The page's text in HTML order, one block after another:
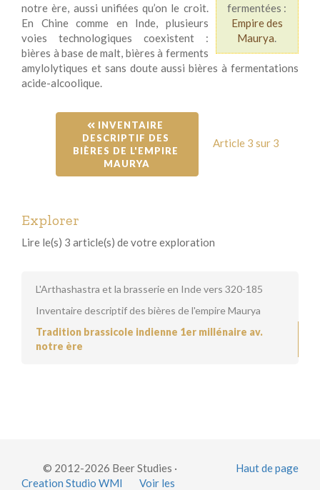
fermentées :
Empire des
Maurya.
notre ère, aussi unifiées qu’on le croit.
En Chine comme en Inde, plusieurs
voies technologiques coexistent :
bières à base de malt, bières à ferments
amylolytiques et sans doute aussi bières à fermentations
acide-alcoolique.
INVENTAIRE
DESCRIPTIF DES
BIÈRES DE L'EMPIRE
MAURYA
Article 3 sur 3
Explorer
Lire le(s) 3 article(s) de votre exploration
L'Arthashastra et la brasserie en Inde vers 320-185
Inventaire descriptif des bières de l'empire Maurya
Tradition brassicole indienne 1er millénaire av.
notre ère
Haut de page
© 2012-2026 Beer Studies ·
Creation Studio WMI
Voir les